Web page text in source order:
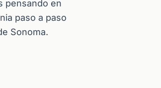
pensando en
paso a paso
Sonoma.